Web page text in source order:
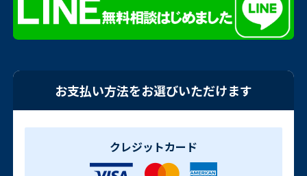
お支払い方法をお選びいただけます
クレジットカード